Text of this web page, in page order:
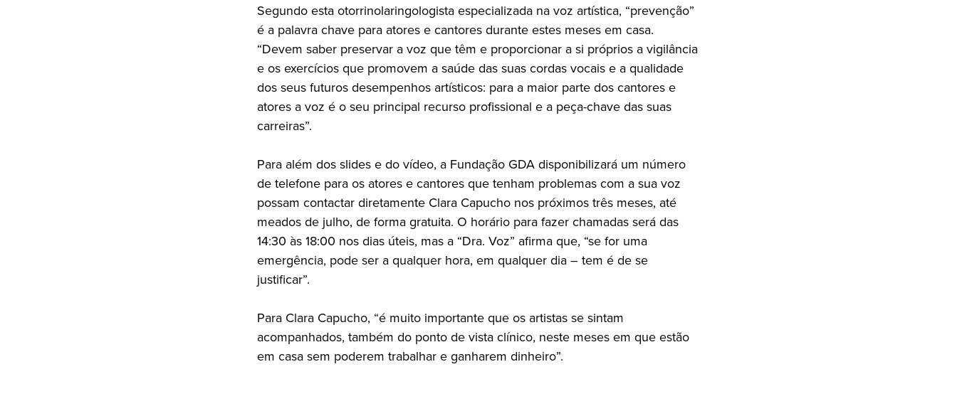
Segundo esta otorrinolaringologista especializada na voz artística, “prevenção”
é a palavra chave para atores e cantores durante estes meses em casa.
“Devem saber preservar a voz que têm e proporcionar a si próprios a vigilância
e os exercícios que promovem a saúde das suas cordas vocais e a qualidade
dos seus futuros desempenhos artísticos: para a maior parte dos cantores e
atores a voz é o seu principal recurso profissional e a peça-chave das suas
carreiras”.
Para além dos slides e do vídeo, a Fundação GDA disponibilizará um número
de telefone para os atores e cantores que tenham problemas com a sua voz
possam contactar diretamente Clara Capucho nos próximos três meses, até
meados de julho, de forma gratuita. O horário para fazer chamadas será das
14:30 às 18:00 nos dias úteis, mas a “Dra. Voz” afirma que, “se for uma
emergência, pode ser a qualquer hora, em qualquer dia – tem é de se
justificar”.
Para Clara Capucho, “é muito importante que os artistas se sintam
acompanhados, também do ponto de vista clínico, neste meses em que estão
em casa sem poderem trabalhar e ganharem dinheiro”.